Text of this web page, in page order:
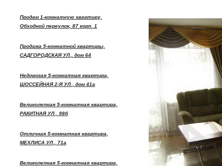
Продам 1-комнатную квартиру,
Обходной переулок, 87 корп. 1
Продажа 5-комнатной квартиры,
САДГОРОДСКАЯ УЛ., дом 64
Недорогая 5-комнатная квартира,
ШОССЕЙНАЯ 2-Я УЛ., дом 41а
Великолепная 5-комнатная квартира,
РАКИТНАЯ УЛ., 98б
Отличная 5-комнатная квартира,
МЕХЛИСА УЛ., 71а
Великолепная 5-комнатная квартира,